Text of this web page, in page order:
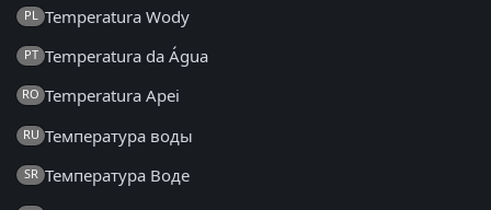
PL Temperatura Wody
PT Temperatura da Água
RO Temperatura Apei
RU Температура воды
SR Температура Воде